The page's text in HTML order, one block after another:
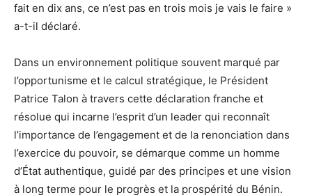
fait en dix ans, ce n’est pas en trois mois je vais le faire »
a-t-il déclaré.
Dans un environnement politique souvent marqué par
l’opportunisme et le calcul stratégique, le Président
Patrice Talon à travers cette déclaration franche et
résolue qui incarne l’esprit d’un leader qui reconnaît
l’importance de l’engagement et de la renonciation dans
l’exercice du pouvoir, se démarque comme un homme
d’État authentique, guidé par des principes et une vision
à long terme pour le progrès et la prospérité du Bénin.